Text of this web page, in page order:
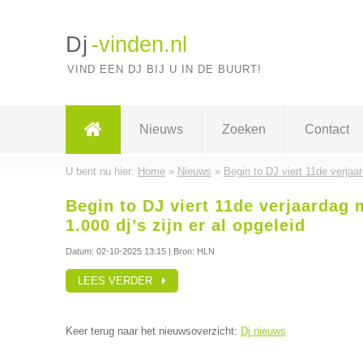
Dj -vinden.nl
VIND EEN DJ BIJ U IN DE BUURT!
Nieuws Zoeken Contact
U bent nu hier: Home» Nieuws » Begin to DJ viert 11de
Begin to DJ viert 11de verjaardag
1.000 dj’s zijn er al opgeleid
Datum: 02-10-2025 13:15| Bron: HLN
LEES VERDER
Keer terug naar het nieuwsoverzicht: Dj nieuws